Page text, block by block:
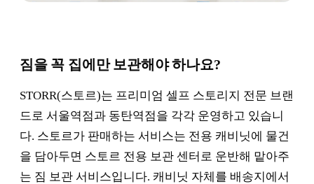
짐을 꼭 집에만 보관해야 하나요?
STORR(스토르)는 프리미엄 셀프 스토리지 전문 브랜
드로 서울역점과 동탄역점을 각각 운영하고 있습니
다. 스토르가 판매하는 서비스는 전용 캐비닛에 물건
을 담아두면 스토르 전용 보관 센터로 운반해 맡아주
는 짐 보관 서비스입니다. 캐비닛 자체를 배송지에서